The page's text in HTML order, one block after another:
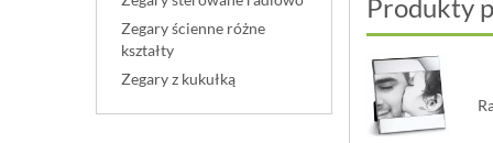
Zegary ścienne różne
kształty
Zegary z kukułką
Produkty